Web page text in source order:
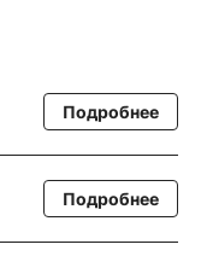
Подробнее
Подробнее